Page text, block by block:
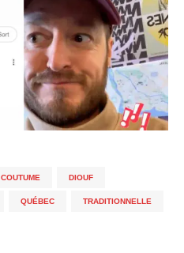
COUTUME DIOUF
QUÉBEC TRADITIONNELLE